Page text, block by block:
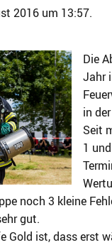
2016 um 13:57.
Die
Jahr
in
Seit
1
noch 3 kleine
gut.
Gold ist, dass erst